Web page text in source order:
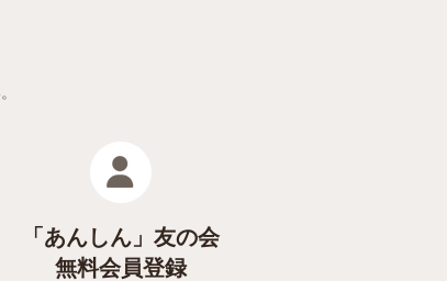
「あんしん」友の会
無料会員登録